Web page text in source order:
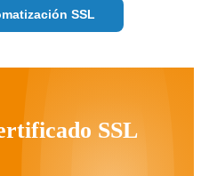
SSL
SSL